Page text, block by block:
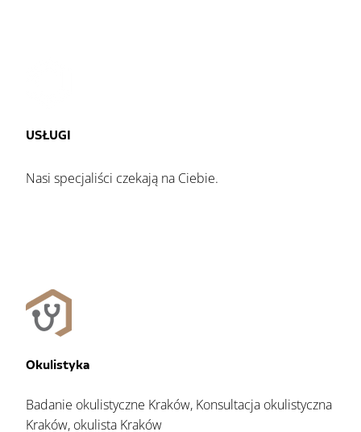
USŁUGI
Nasi specjaliści czekają na Ciebie.
Okulistyka
Badanie okulistyczne Kraków, Konsultacja okulistyczna
Kraków, okulista Kraków